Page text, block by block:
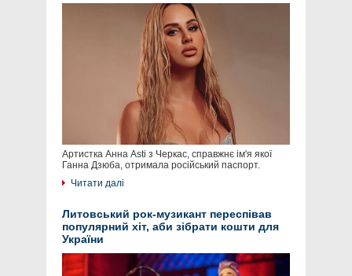
Артистка Анна Asti з Черкас, справжнє ім'я якої
Ганна Дзюба, отримала російський паспорт.
Читати далі
Литовський рок-музикант переспівав
популярний хіт, аби зібрати кошти для
України